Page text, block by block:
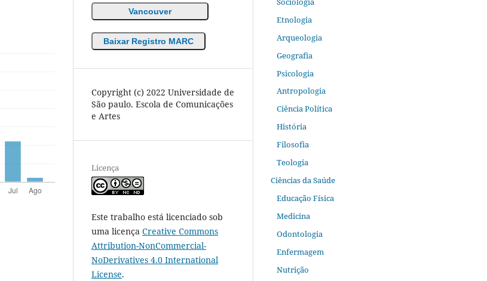
Vancouver
Baixar Registro MARC
Copyright (c) 2022 Universidade de
São paulo. Escola de Comunicações
e Artes
Licença
Este trabalho está licenciado sob
uma licença Creative Commons
Attribution-NonCommercial-
NoDerivatives 4.0 International
License.
Etnologia
Arqueologia
Geografia
Psicologia
Antropologia
Ciência Política
História
Filosofia
Teologia
Ciências da Saúde
Educação Física
Medicina
Odontologia
Enfermagem
Nutrição